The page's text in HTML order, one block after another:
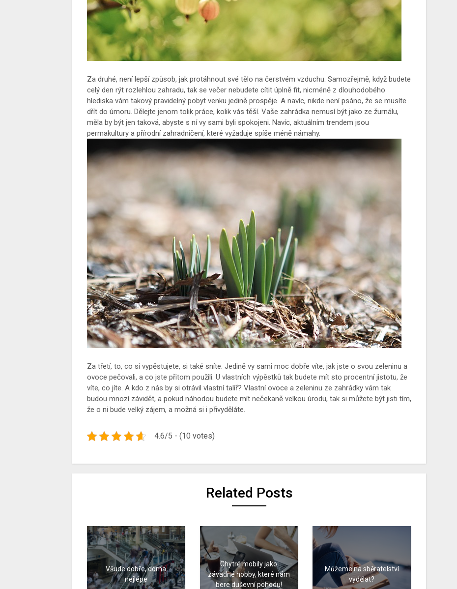
Za druhé, není lepší způsob, jak protáhnout své tělo na čerstvém vzduchu. Samozřejmě, když budete
celý den rýt rozlehlou zahradu, tak se večer nebudete cítit úplně fit, nicméně z dlouhodobého
hlediska vám takový pravidelný pobyt venku jedině prospěje. A navíc, nikde není psáno, že se musíte
dřít do úmoru. Dělejte jenom tolik práce, kolik vás těší. Vaše zahrádka nemusí být jako ze žurnálu,
měla by být jen taková, abyste s ní vy sami byli spokojeni. Navíc, aktuálním trendem jsou
permakultury a přírodní zahradničení, které vyžaduje spíše méně námahy.
Za třetí, to, co si vypěstujete, si také sníte. Jedině vy sami moc dobře víte, jak jste o svou zeleninu a
ovoce pečovali, a co jste přitom použili. U vlastních výpěstků tak budete mít sto procentní jistotu, že
víte, co jíte. A kdo z nás by si otrávil vlastní talíř? Vlastní ovoce a zeleninu ze zahrádky vám tak
budou mnozí závidět, a pokud náhodou budete mít nečekaně velkou úrodu, tak si můžete být jisti tím,
že o ni bude velký zájem, a možná si i přivyděláte.
4.6/5 - (10 votes)
Related Posts
Všude dobře, doma
nejlépe
Chytré mobily jako
závadné hobby, které nám
bere duševní pohodu!
Můžeme na sběratelství
vydělat?